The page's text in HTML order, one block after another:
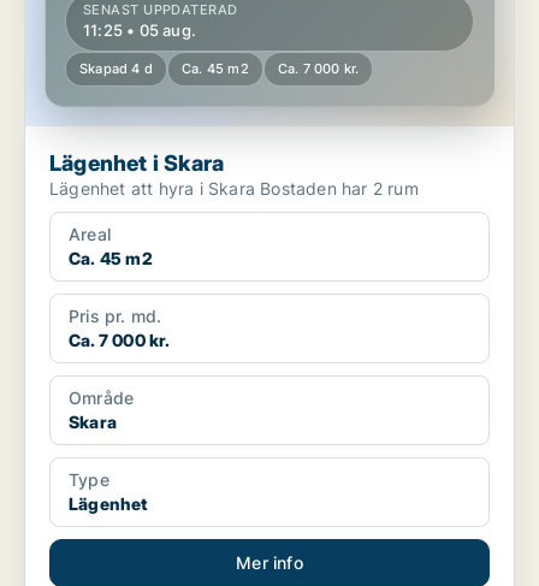
SENAST UPPDATERAD
11:25 • 05 aug.
Skapad 4 d Ca. 45 m2 Ca. 7 000 kr.
Lägenhet i Skara
Lägenhet att hyra i Skara Bostaden har 2 rum
Areal
Ca. 45 m2
Pris pr. md.
Ca. 7 000 kr.
Område
Skara
Type
Lägenhet
Mer info